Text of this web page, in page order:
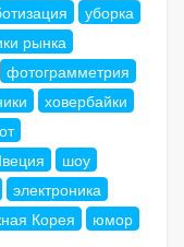
уборка
рынка
фотограмметрия
ховербайки
шоу
электроника
Корея
юмор